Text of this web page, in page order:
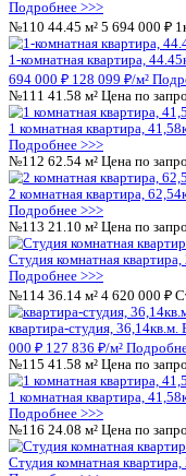
1 комнатная квартира,
Подробнее >>>
№67 62.54 м² Цена по
2 комнатная квартира,
Подробнее >>>
№68 21.10 м² Цена по
Студия комнатная
Подробнее >>>
№69 36.14 м² Цена по
Студия комнатная
Подробнее >>>
№70 41.58 м² Цена по
1 комнатная
Подробнее >>>
№71 24.08 м² Цена по
Студия комнатная
Подробнее >>>
№72 27.12 м² Цена по